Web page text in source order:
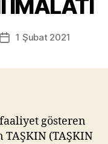
İMALATI
Yazı1 Şubat 2021
gösteren
(TAŞKIN